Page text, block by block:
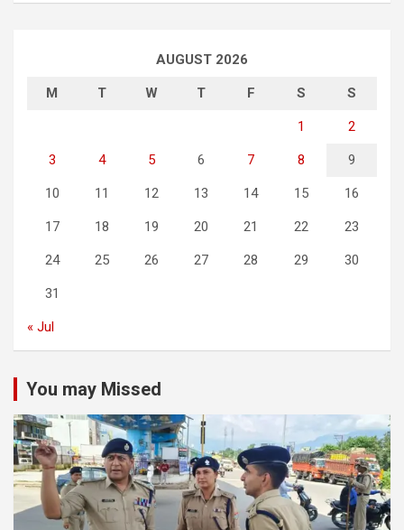
AUGUST 2026
M T W T F S S
1 2
3 4 5 6 7 8 9
10 11 12 13 14 15 16
17 18 19 20 21 22 23
24 25 26 27 28 29 30
31
« Jul
You may Missed